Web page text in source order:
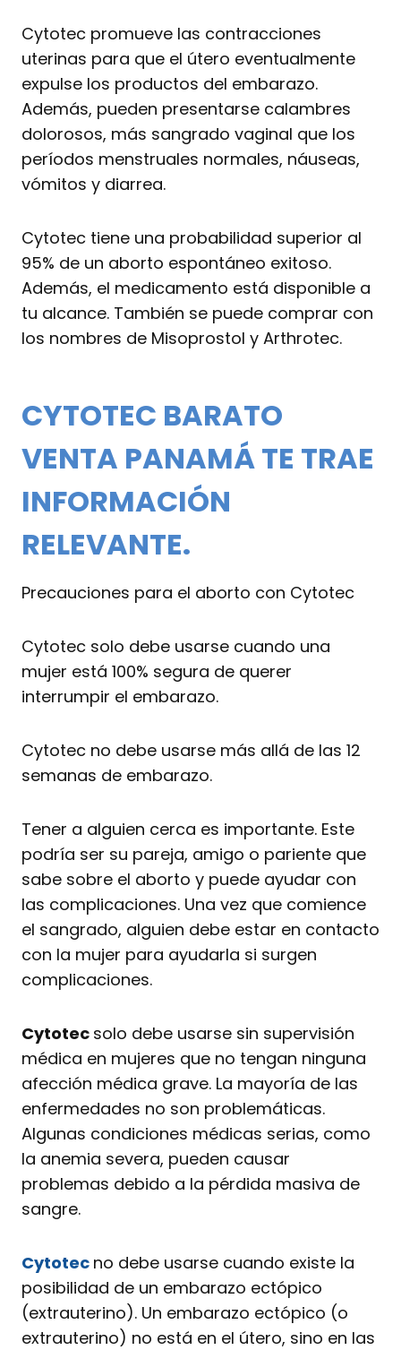
Cytotec promueve las contracciones
uterinas para que el útero eventualmente
expulse los productos del embarazo.
Además, pueden presentarse calambres
dolorosos, más sangrado vaginal que los
períodos menstruales normales, náuseas,
vómitos y diarrea.
Cytotec tiene una probabilidad superior al
95% de un aborto espontáneo exitoso.
Además, el medicamento está disponible a
tu alcance. También se puede comprar con
los nombres de Misoprostol y Arthrotec.
CYTOTEC BARATO
VENTA PANAMÁ TE TRAE
INFORMACIÓN
RELEVANTE.
Precauciones para el aborto con Cytotec
Cytotec solo debe usarse cuando una
mujer está 100% segura de querer
interrumpir el embarazo.
Cytotec no debe usarse más allá de las 12
semanas de embarazo.
Tener a alguien cerca es importante. Este
podría ser su pareja, amigo o pariente que
sabe sobre el aborto y puede ayudar con
las complicaciones. Una vez que comience
el sangrado, alguien debe estar en contacto
con la mujer para ayudarla si surgen
complicaciones.
Cytotec solo debe usarse sin supervisión
médica en mujeres que no tengan ninguna
afección médica grave. La mayoría de las
enfermedades no son problemáticas.
Algunas condiciones médicas serias, como
la anemia severa, pueden causar
problemas debido a la pérdida masiva de
sangre.
Cytotec no debe usarse cuando existe la
posibilidad de un embarazo ectópico
(extrauterino). Un embarazo ectópico (o
extrauterino) no está en el útero, sino en las